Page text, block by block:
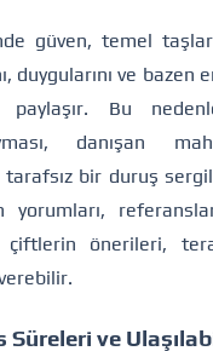
güven, temel
duygularını ve bazen
paylaşır. Bu
danışan
bir duruş
yorumları,
çiftlerin önerileri,
Süreleri ve